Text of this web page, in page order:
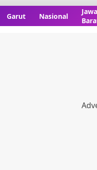
Garut Nasional
Jawa